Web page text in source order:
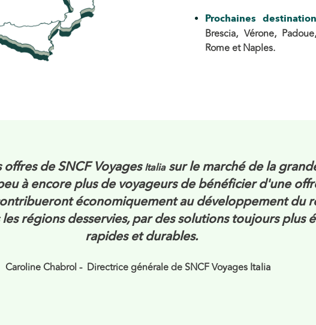
Prochaines
Brescia, Vérone,
Rome et Naples.
offres de SNCF VoyagesItaliasur le marché de la
à encore plus de voyageurs de bénéficier d'une
économiquement au développement du
les régions desservies, par des solutions toujours plus
rapides et durables.
Caroline Chabrol - Directrice générale de SNCF Voyages Italia